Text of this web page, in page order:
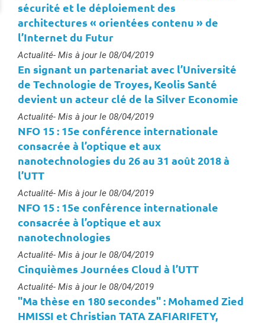
sécurité et le déploiement des
architectures « orientées contenu » de
l’Internet du Futur
Type :
Actualité- Mis à jour le 08/04/2019
En signant un partenariat avec l’Université
de Technologie de Troyes, Keolis Santé
devient un acteur clé de la Silver Economie
Type :
Actualité- Mis à jour le 08/04/2019
NFO 15 : 15e conférence internationale
consacrée à l’optique et aux
nanotechnologies du 26 au 31 août 2018 à
l’UTT
Type :
Actualité- Mis à jour le 08/04/2019
NFO 15 : 15e conférence internationale
consacrée à l’optique et aux
nanotechnologies
Type :
Actualité- Mis à jour le 08/04/2019
Cinquièmes Journées Cloud à l’UTT
Type :
Actualité- Mis à jour le 08/04/2019
"Ma thèse en 180 secondes" : Mohamed Zied
HMISSI et Christian TATA ZAFIARIFETY,